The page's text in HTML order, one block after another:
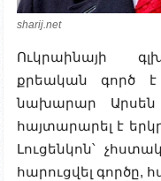
sharij.net
Ուկրաինայի
քրեական գործ է
նախարար Արսեն
հայտարարել է
Լուցենկոն՝
հարուցվել գործը,